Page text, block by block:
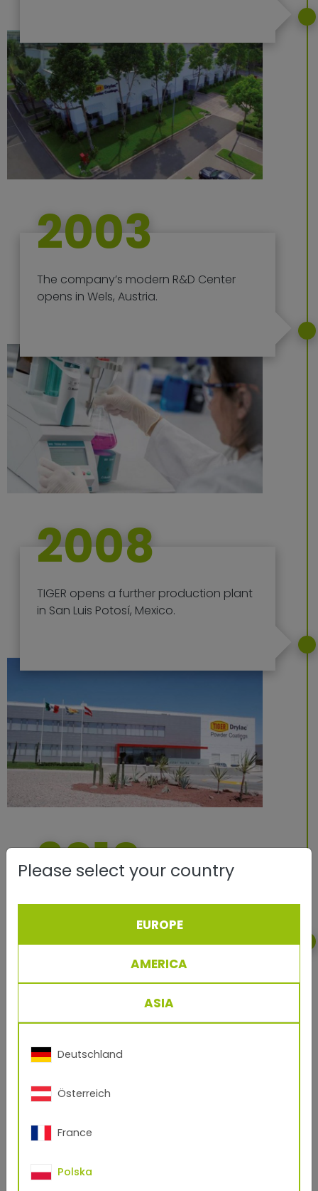
2003
The company’s modern R&D Center
opens in Wels, Austria.
2008
TIGER opens a further production plant
in San Luis Potosí, Mexico.
2010
TIGER celebrates its 80th anniversary.
2011
Please select your country
EUROPE
AMERICA
ASIA
Deutschland
Österreich
France
Polska